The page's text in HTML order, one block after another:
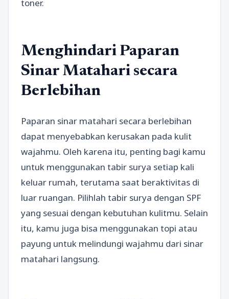
toner.
Menghindari Paparan
Sinar Matahari secara
Berlebihan
Paparan sinar matahari secara berlebihan
dapat menyebabkan kerusakan pada kulit
wajahmu. Oleh karena itu, penting bagi kamu
untuk menggunakan tabir surya setiap kali
keluar rumah, terutama saat beraktivitas di
luar ruangan. Pilihlah tabir surya dengan SPF
yang sesuai dengan kebutuhan kulitmu. Selain
itu, kamu juga bisa menggunakan topi atau
payung untuk melindungi wajahmu dari sinar
matahari langsung.